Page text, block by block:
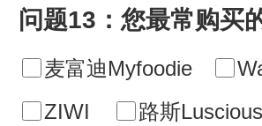
问题13：您最常购买
麦富迪Myfoodie
ZIWI
路斯Luscious